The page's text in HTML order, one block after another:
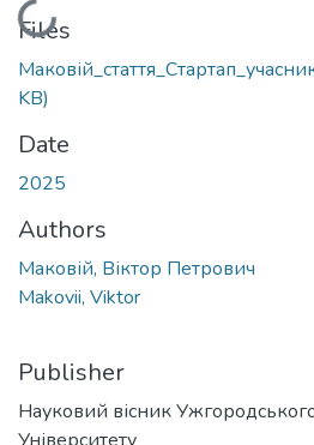
Loading...
Files
KB)
Date
2025
Authors
Маковій, Віктор Петрович
Makovii, Viktor
Publisher
Науковий вісник